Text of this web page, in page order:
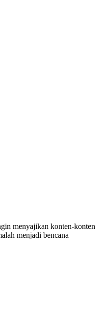
menyajikan konten-konten
menjadi bencana